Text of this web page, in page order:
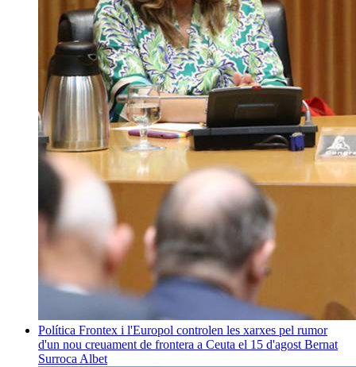
Política Frontex i l'Europol controlen les xarxes pel rumor
d'un nou creuament de frontera a Ceuta el 15 d'agost Bernat
Surroca Albet